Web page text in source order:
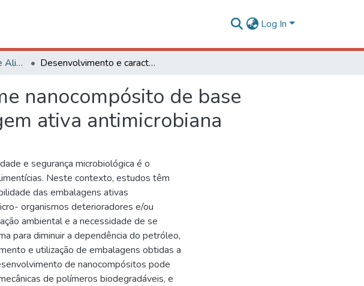
Log In
Ciência e Tecnologia de Alimentos Desenvolvimento e caracterização de filme nanocompósito de base celulósica e sua avaliação como embalagem ativa antimicrobiana
nanocompósito de base
ativa antimicrobiana
e segurança microbiológica é o
Neste contexto, estudos têm
das embalagens ativas
organismos deterioradores e/ou
ambiental e a necessidade de se
para diminuir a dependência do petróleo,
e utilização de embalagens obtidas a
de nanocompósitos pode
de polímeros biodegradáveis, e